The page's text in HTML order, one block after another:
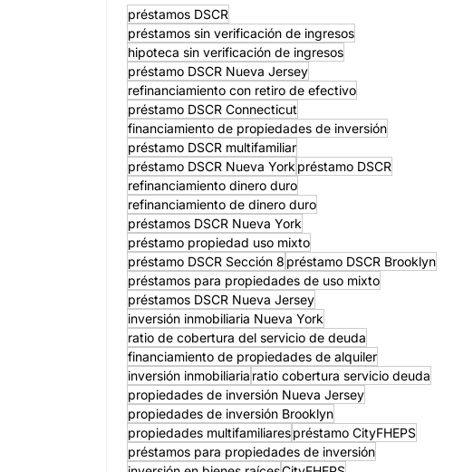
préstamos DSCR
préstamos sin verificación de ingresos
hipoteca sin verificación de ingresos
préstamo DSCR Nueva Jersey
refinanciamiento con retiro de efectivo
préstamo DSCR Connecticut
financiamiento de propiedades de inversión
préstamo DSCR multifamiliar
préstamo DSCR Nueva York préstamo DSCR
refinanciamiento dinero duro
refinanciamiento de dinero duro
préstamos DSCR Nueva York
préstamo propiedad uso mixto
préstamo DSCR Sección 8 préstamo DSCR Brooklyn
préstamos para propiedades de uso mixto
préstamos DSCR Nueva Jersey
inversión inmobiliaria Nueva York
ratio de cobertura del servicio de deuda
financiamiento de propiedades de alquiler
inversión inmobiliaria ratio cobertura servicio deuda
propiedades de inversión Nueva Jersey
propiedades de inversión Brooklyn
propiedades multifamiliarespréstamo CityFHEPS
préstamos para propiedades de inversión